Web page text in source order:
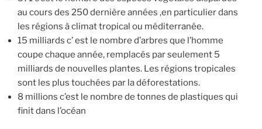
au cours des 250 dernière années ,en particulier dans
les régions à climat tropical ou méditerranée.
15 milliards c’ est le nombre d’arbres que l’homme
coupe chaque année, remplacés par seulement 5
milliards de nouvelles plantes. Les régions tropicales
sont les plus touchées par la déforestations.
8 millions c’est le nombre de tonnes de plastiques qui
finit dans l’océan